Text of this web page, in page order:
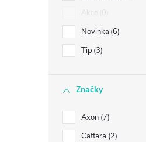
Novinka 6
Tip 3
Značky
Axon 7
Cattara 2